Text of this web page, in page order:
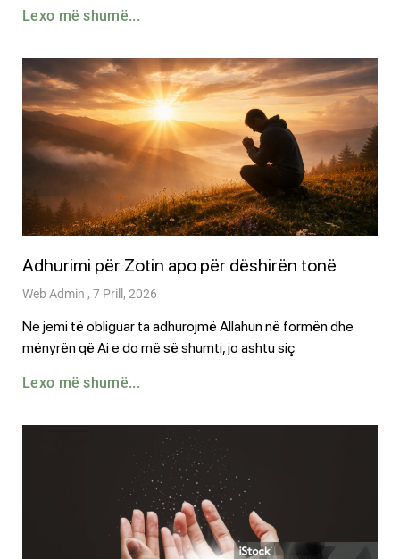
Lexo më shumë...
Adhurimi për Zotin apo për dëshirën tonë
Web Admin 7 Prill, 2026
Ne jemi të obliguar ta adhurojmë Allahun në formën dhe
mënyrën që Ai e do më së shumti, jo ashtu siç
Lexo më shumë...